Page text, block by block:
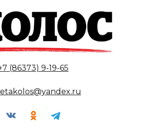
(86373) 9-19-65